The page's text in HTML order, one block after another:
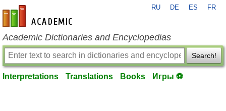
en-academic.com
RU DE ES FR
Academic Dictionaries and Encyclopedias
Search!
Interpretations Translations Books Игры ⚽